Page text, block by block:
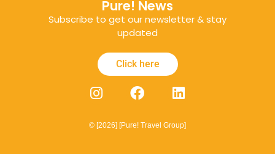
Pure! News
Subscribe to get our newsletter & stay
updated
Click here
© [2026] [Pure! Travel Group]